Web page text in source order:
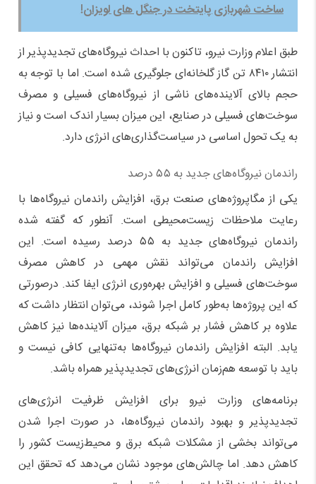
ساخت شهربازی پایتخت در جنگل های لویزان!
طبق اعلام وزارت نیرو، تاکنون با احداث نیروگاه‌های تجدیدپذیر از
انتشار ۸۴۱۰ تن گاز گلخانه‌ای جلوگیری شده است. اما با توجه به
حجم بالای آلاینده‌های ناشی از نیروگاه‌های فسیلی و مصرف
سوخت‌های فسیلی در صنایع، این میزان بسیار اندک است و نیاز
به یک تحول اساسی در سیاست‌گذاری‌های انرژی دارد.
راندمان نیروگاه‌های جدید به ۵۵ درصد
یکی از مگاپروژه‌های صنعت برق، افزایش راندمان نیروگاه‌ها با
رعایت ملاحظات زیست‌محیطی است. آنطور که گفته شده
راندمان نیروگاه‌های جدید به ۵۵ درصد رسیده است. این
افزایش راندمان می‌تواند نقش مهمی در کاهش مصرف
سوخت‌های فسیلی و افزایش بهره‌وری انرژی ایفا کند. درصورتی‌
که این پروژه‌ها به‌طور کامل اجرا شوند، می‌توان انتظار داشت که
علاوه بر کاهش فشار بر شبکه برق، میزان آلاینده‌ها نیز کاهش
یابد. البته افزایش راندمان نیروگاه‌ها به‌تنهایی کافی نیست و
باید با توسعه هم‌زمان انرژی‌های تجدیدپذیر همراه باشد.
برنامه‌های وزارت نیرو برای افزایش ظرفیت انرژی‌های
تجدیدپذیر و بهبود راندمان نیروگاه‌ها، در صورت اجرا شدن
می‌تواند بخشی از مشکلات شبکه برق و محیط‌زیست کشور را
کاهش دهد. اما چالش‌های موجود نشان می‌دهد که تحقق این